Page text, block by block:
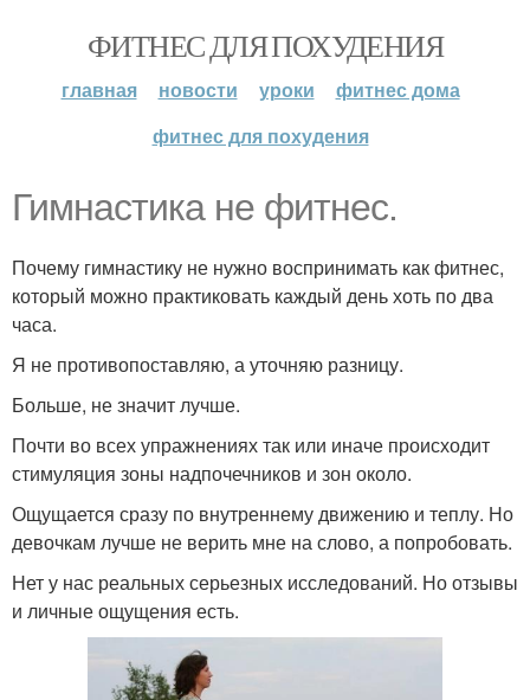
ФИТНЕС ДЛЯ ПОХУДЕНИЯ
главная новости уроки
фитнес дома
фитнес для похудения
Гимнастика не фитнес.
Почему гимнастику не нужно воспринимать как фитнес,
который можно практиковать каждый день хоть по два
часа.
Я не противопоставляю, а уточняю разницу.
Больше, не значит лучше.
Почти во всех упражнениях так или иначе происходит
стимуляция зоны надпочечников и зон около.
Ощущается сразу по внутреннему движению и теплу. Но
девочкам лучше не верить мне на слово, а попробовать.
Нет у нас реальных серьезных исследований. Но отзывы
и личные ощущения есть.